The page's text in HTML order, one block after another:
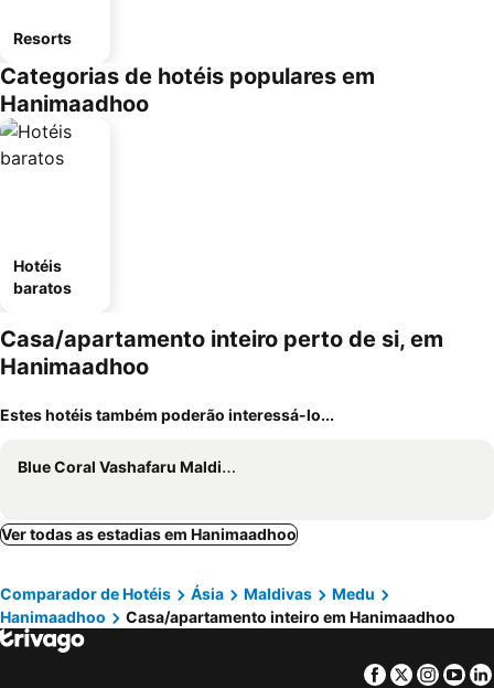
Resorts
Categorias de hotéis populares em
Hanimaadhoo
Hotéis
baratos
Casa/apartamento inteiro perto de si, em
Hanimaadhoo
Estes hotéis também poderão interessá-lo...
Blue Coral Vashafaru Maldives
Ver todas as estadias em Hanimaadhoo
Comparador de Hotéis Ásia Maldivas
Medu
Hanimaadhoo
Casa/apartamento inteiro em Hanimaadhoo
Facebook
Twitter